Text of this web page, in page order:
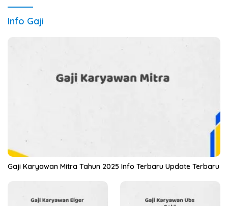
Info Gaji
Gaji Karyawan Mitra Tahun 2025 Info Terbaru Update Terbaru